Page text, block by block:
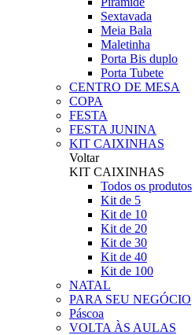
Sextavada
Meia Bala
Maletinha
Porta Bis duplo
Porta Tubete
CENTRO DE MESA
COPA
FESTA
FESTA JUNINA
KIT CAIXINHAS
Voltar
KIT CAIXINHAS
Todos os produtos
Kit de 5
Kit de 10
Kit de 20
Kit de 30
Kit de 40
Kit de 100
NATAL
PARA SEU NEGÓCIO
Páscoa
VOLTA ÀS AULAS